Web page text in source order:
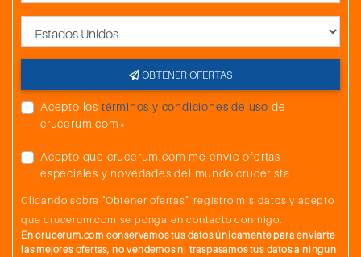
OBTENER OFERTAS
Acepto los términos y condiciones de uso de
crucerum.com*
Acepto que crucerum.com me envíe ofertas
especiales y novedades del mundo crucerista
Clicando sobre "Obtener ofertas", registro mis datos y acepto
que crucerum.com se ponga en contacto conmigo.
En crucerum.com conservamos tus datos únicamente para enviarte
las mejores ofertas, no vendemos ni traspasamos tus datos a ningun